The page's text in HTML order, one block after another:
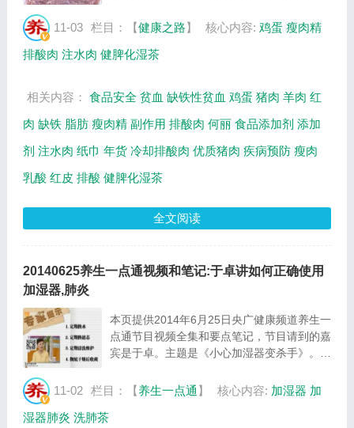
肉，什么是排酸肉，如何辨别假羊肉，哪种蛋
储...
11-03 栏目：【健康之路】 核心内容: 鸡蛋 瘦肉精
排酸肉 注水肉 健脾化湿茶
相关内容： 食品安全 贫血 缺铁性贫血 鸡蛋 猪肉 羊肉 红
肉 缺铁 脂肪 瘦肉精 副作用 排酸肉 何丽 食品添加剂 添加
剂 注水肉 纸巾 年货 冷却排酸肉 优质猪肉 疾病预防 瘦肉
乳酸 红皮 排酸 健脾化湿茶
全文阅读
20140625养生一点通视频和笔记:于卓讲如何正确使用
加湿器,肺炎
本页提供2014年6月25日央广健康频道养生一
点通节目视频全集和要点笔记，节目请到的嘉
宾是于卓。主题是《小心加湿器变杀手》。主
湿器类型，香橙苦瓜的制作方法等相关内容，
11-02 栏目：【养生一点通 】 核心内容: 加湿器 加
湿器肺炎 洗肺茶